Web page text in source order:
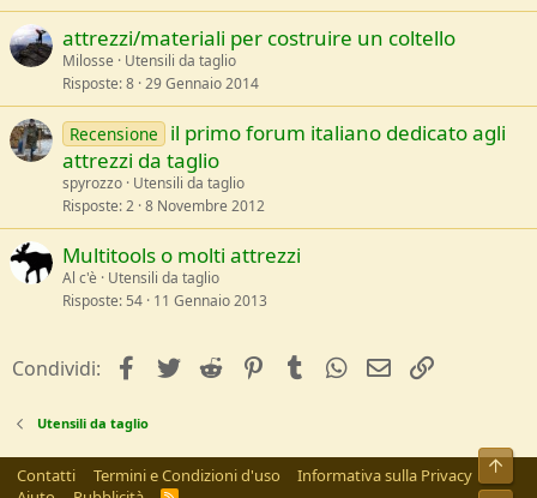
attrezzi/materiali per costruire un coltello
Milosse
Utensili da taglio
Risposte 8 29 Gennaio 2014
Recensione
il primo forum italiano dedicato agli
attrezzi da taglio
spyrozzo Utensili da taglio
Risposte 2 8 Novembre 2012
Multitools o molti attrezzi
Al c'è
Utensili da taglio
Risposte 54 11 Gennaio 2013
Condividi: facebookTwitterReddit PinterestTumblrWhatsApp
e-mail
Utensili da taglio
Contatti Termini e Condizioni d'uso
Informativa sulla Privacy
Alto